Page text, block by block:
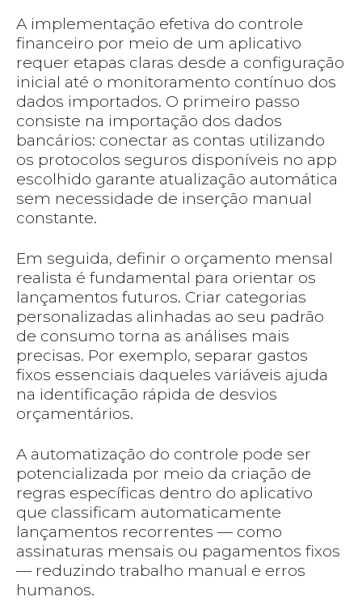
A implementação efetiva do controle
financeiro por meio de um aplicativo
requer etapas claras desde a configuração
inicial até o monitoramento contínuo dos
dados importados. O primeiro passo
consiste na importação dos dados
bancários: conectar as contas utilizando
os protocolos seguros disponíveis no app
escolhido garante atualização automática
sem necessidade de inserção manual
constante.
Em seguida, definir o orçamento mensal
realista é fundamental para orientar os
lançamentos futuros. Criar categorias
personalizadas alinhadas ao seu padrão
de consumo torna as análises mais
precisas. Por exemplo, separar gastos
fixos essenciais daqueles variáveis ajuda
na identificação rápida de desvios
orçamentários.
A automatização do controle pode ser
potencializada por meio da criação de
regras específicas dentro do aplicativo
que classificam automaticamente
lançamentos recorrentes — como
assinaturas mensais ou pagamentos fixos
— reduzindo trabalho manual e erros
humanos.